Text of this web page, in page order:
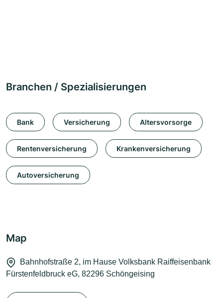
Branchen / Spezialisierungen
Bank Versicherung Altersvorsorge
Rentenversicherung Krankenversicherung
Autoversicherung
Map
Bahnhofstraße 2, im Hause Volksbank Raiffeisenbank
Fürstenfeldbruck eG, 82296 Schöngeising